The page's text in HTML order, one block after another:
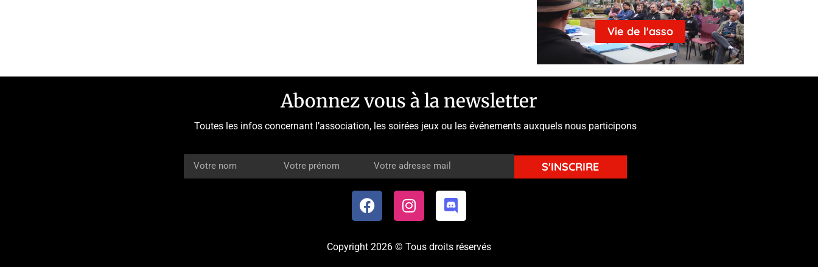
Vie de l'asso
Abonnez vous à la newsletter
Toutes les infos concernant l’association, les soirées jeux ou les événements auxquels nous participons
S'INSCRIRE
Copyright 2026 © Tous droits réservés